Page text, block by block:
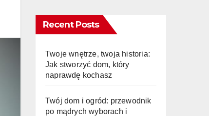
Recent Posts
Twoje wnętrze, twoja historia:
Jak stworzyć dom, który
naprawdę kochasz
Twój dom i ogród: przewodnik
po mądrych wyborach i